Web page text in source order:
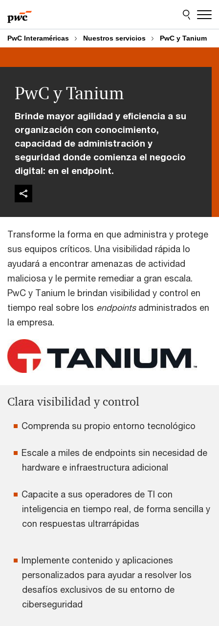
to
content
to
footer
PwC Interaméricas Nuestros servicios PwC y Tanium
PwC y Tanium
Brinde mayor agilidad y eficiencia a su
organización con conocimiento,
capacidad de administración y
seguridad donde comienza el negocio
digital: en el endpoint.
Transforme la forma en que administra y protege
sus equipos críticos. Una visibilidad rápida lo
ayudará a encontrar amenazas de actividad
maliciosa y le permite remediar a gran escala.
PwC y Tanium le brindan visibilidad y control en
tiempo real sobre los endpointsadministrados en
la empresa.
Clara visibilidad y control
Comprenda su propio entorno tecnológico
Escale a miles de endpoints sin necesidad de
hardware e infraestructura adicional
Capacite a sus operadores de TI con
inteligencia en tiempo real, de forma sencilla y
con respuestas ultrarrápidas
Implemente contenido y aplicaciones
personalizados para ayudar a resolver los
desafíos exclusivos de su entorno de
ciberseguridad